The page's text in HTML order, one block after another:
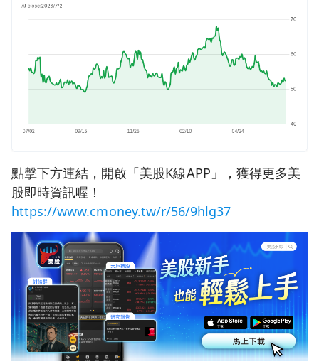
點擊下方連結，開啟「美股K線APP」，獲得更多美
股即時資訊喔！
https://www.cmoney.tw/r/56/9hlg37